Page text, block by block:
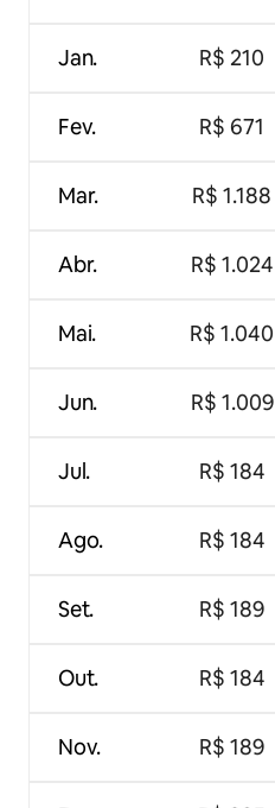
Jan.
Fev.
Mar.
Abr.
Mai.
Jun.
Jul.
Ago.
Set.
Out.
Nov.
R$ 210
R$ 671
R$ 1.188
R$ 1.024
R$ 1.040
R$ 1.009
R$ 184
R$ 184
R$ 189
R$ 184
R$ 189